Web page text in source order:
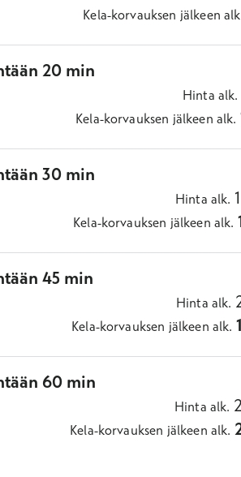
Kela-korvauksen jälkeen
20 min
Hinta alk.
Kela-korvauksen jälkeen alk.
30 min
Hinta alk.
Kela-korvauksen jälkeen alk.
45 min
Hinta alk.
Kela-korvauksen jälkeen alk.
60 min
Hinta alk.
Kela-korvauksen jälkeen alk.